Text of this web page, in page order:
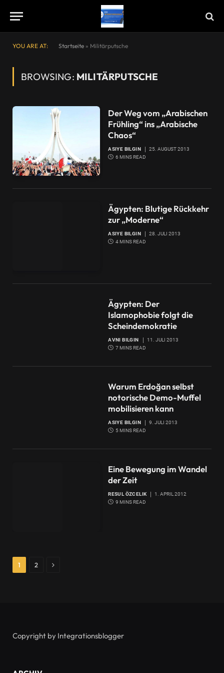
YOU ARE AT: Startseite » Militärputsche
BROWSING: MILITÄRPUTSCHE
Der Weg vom „Arabischen
Frühling“ ins „Arabische
Chaos“
ASIYE BILGIN
25. AUGUST 2013
6 MINS READ
Ägypten: Blutige Rückkehr
zur „Moderne“
ASIYE BILGIN
28. JULI 2013
4 MINS READ
Ägypten: Der
Islamophobie folgt die
Scheindemokratie
AVNI BILGIN
11. JULI 2013
7 MINS READ
Warum Erdoğan selbst
notorische Demo-Muffel
mobilisieren kann
ASIYE BILGIN
9. JULI 2013
5 MINS READ
Eine Bewegung im Wandel
der Zeit
RESUL ÖZCELIK
1. APRIL 2012
9 MINS READ
1 2 Next
Copyright by Integrationsblogger